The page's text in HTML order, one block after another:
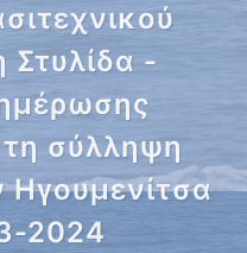
-
σύλληψη
2024